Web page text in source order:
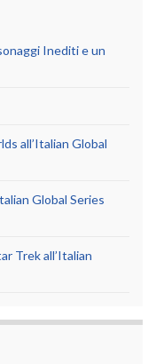
Inediti e un
all’Italian Global
Global Series
Trek all’Italian